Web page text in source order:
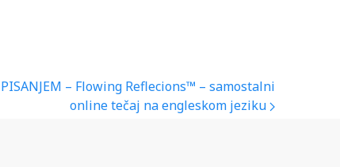
PISANJEM – Flowing Reflecions™ – samostalni
online tečaj na engleskom jeziku